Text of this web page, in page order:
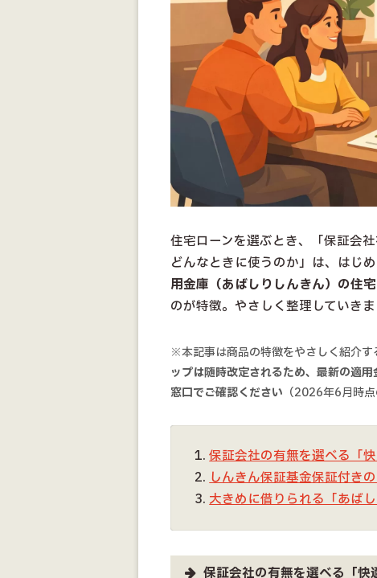
住宅ローンを選ぶとき、「保証会
どんなときに使うのか」は、はじ
用金庫（あばしりしんきん）の住
のが特徴。やさしく整理していきま
※本記事は商品の特徴をやさしく紹介す
ップは随時改定されるため、最新の適
窓口でご確認ください （2026年6月時
保証会社の有無を選べる「
しんきん保証基金保証付き
大きめに借りられる「あば
保証会社の有無を選べる「快